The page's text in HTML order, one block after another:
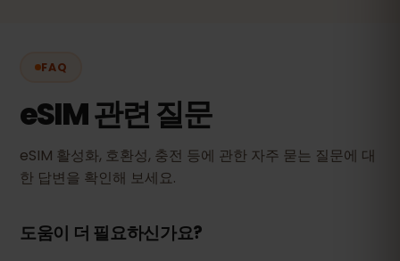
FAQ
eSIM 관련 질문
eSIM 활성화, 호환성, 충전 등에 관한 자주 묻는 질문에 대
한 답변을 확인해 보세요.
도움이 더 필요하신가요?